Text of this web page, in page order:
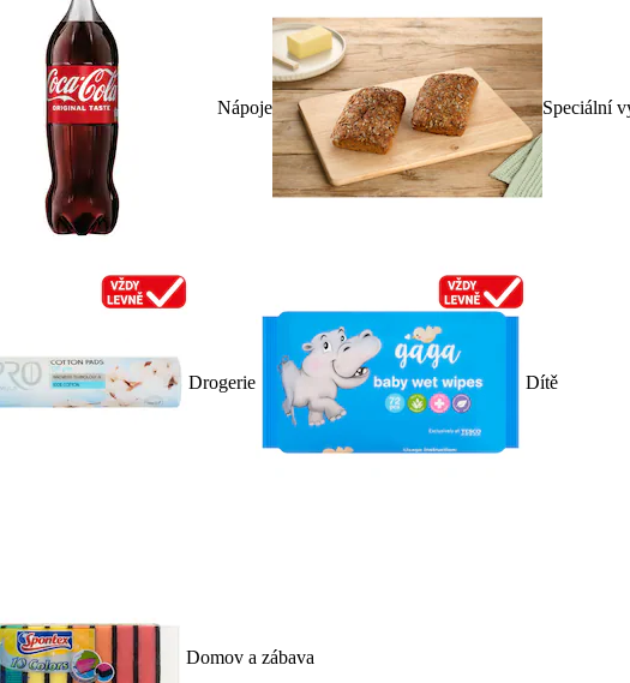
Nápoje Speciální
Drogerie Dítě
Domov a zábava